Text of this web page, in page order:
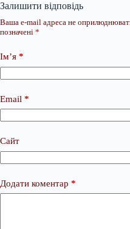
Залишити відповідь
Ваша e-mail адреса не
позначені *
Ім’я *
Email *
Сайт
Додати коментар *